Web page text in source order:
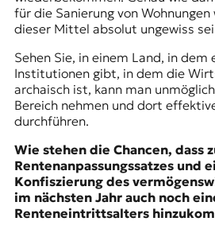
für die Sanierung von
dieser Mittel absolut ungewiss
Sehen Sie, in einem Land, in
Institutionen gibt, in dem die
archaisch ist, kann man
Bereich nehmen und dort
durchführen.
Wie stehen die Chancen, dass
Rentenanpassungssatzes und
Konfiszierung des
im nächsten Jahr auch noch
Renteneintrittsalters